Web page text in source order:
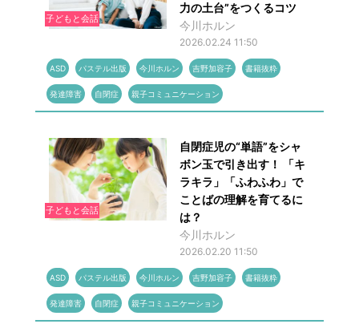
子どもと会話
力の土台”をつくるコツ
今川ホルン
2026.02.24 11:50
ASD パステル出版 今川ホルン 吉野加容子 書籍抜粋
発達障害 自閉症 親子コミュニケーション
子どもと会話
自閉症児の“単語”をシャ
ボン玉で引き出す！ 「キ
ラキラ」「ふわふわ」で
ことばの理解を育てるに
は？
今川ホルン
2026.02.20 11:50
ASD パステル出版 今川ホルン 吉野加容子 書籍抜粋
発達障害 自閉症 親子コミュニケーション